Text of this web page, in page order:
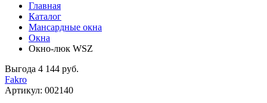
Главная
Каталог
Мансардные окна
Окна
Окно-люк WSZ
Выгода 4 144 руб.
Fakro
Артикул: 002140